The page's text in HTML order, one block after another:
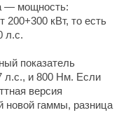
— мощность:
кВт, то есть
л.с.
показатель
л.с., и 800 Нм. Если
версия
новой гаммы, разница